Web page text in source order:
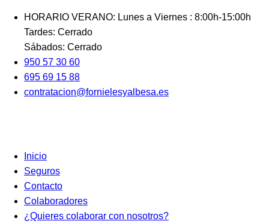
contenido
HORARIO VERANO: Lunes a Viernes : 8:00h-15:00h
Tardes: Cerrado
Sábados: Cerrado
950 57 30 60
695 69 15 88
contratacion@fornielesyalbesa.es
Inicio
Seguros
Contacto
Colaboradores
¿Quieres colaborar con nosotros?